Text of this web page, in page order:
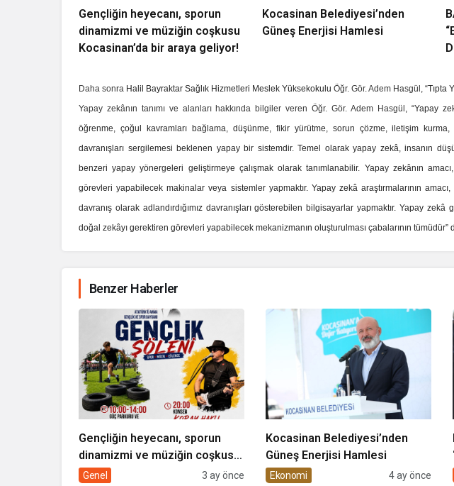
Gençliğin heyecanı, sporun
dinamizmi ve müziğin coşkusu
Kocasinan’da bir araya geliyor!
Kocasinan Belediyesi’nden
Güneş Enerjisi Hamlesi
Daha sonra Halil Bayraktar Sağlık Hizmetleri Meslek Yüksekokulu Öğr. Gör. Adem Hasgül, “Tıpta
Yapay zekânın tanımı ve alanları hakkında bilgiler veren Öğr. Gör. Adem Hasgül , “Yapay
öğrenme, çoğul kavramları bağlama, düşünme, fikir yürütme, sorun çözme, iletişim
davranışları sergilemesi beklenen yapay bir sistemdir. Temel olarak yapay zekâ, insanın
benzeri yapay yönergeleri geliştirmeye çalışmak olarak tanımlanabilir. Yapay zekânın
görevleri yapabilecek makinalar veya sistemler yapmaktır. Yapay zekâ araştırmalarının
davranış olarak adlandırdığımız davranışları gösterebilen bilgisayarlar yapmaktır. Yapay zekâ
doğal zekâyı gerektiren görevleri yapabilecek mekanizmanın oluşturulması çabalarının tümüdür”
Benzer Haberler
Gençliğin heyecanı, sporun
dinamizmi ve müziğin coşkusu
Kocasinan’da bir araya geliyor!
Genel 3 ay önce
Kocasinan Belediyesi’nden
Güneş Enerjisi Hamlesi
Ekonomi 4 ay önce